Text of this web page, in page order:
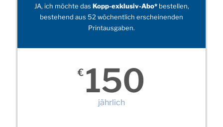
JA, ich möchte das Kopp-exklusiv-Abo*bestellen,
bestehend aus 52 wöchentlich erscheinenden
Printausgaben.
€ 150
jährlich